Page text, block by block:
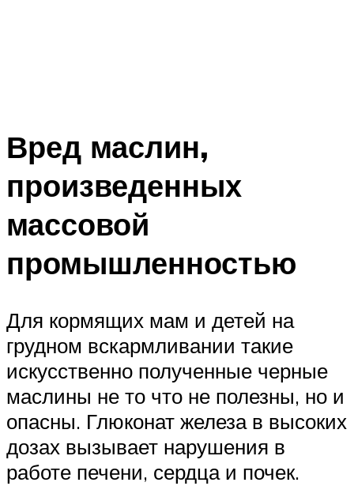
Вред маслин,
произведенных
массовой
промышленностью
Для кормящих мам и детей на
грудном вскармливании такие
искусственно полученные черные
маслины не то что не полезны, но и
опасны. Глюконат железа в высоких
дозах вызывает нарушения в
работе печени, сердца и почек.